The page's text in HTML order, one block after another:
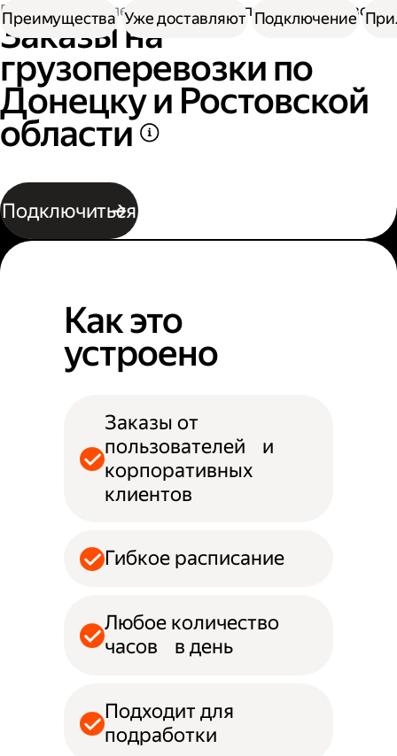
Работа водителем Заказы на перевозку грузов
Заказы на
грузоперевозки по
Донецку и Ростовской
области
Подключиться
Преимущества Уже доставляют Подключение
Как это
устроено
Заказы от
пользователей и
корпоративных
клиентов
Гибкое расписание
Любое количество
часов в день
Подходит для
подработки